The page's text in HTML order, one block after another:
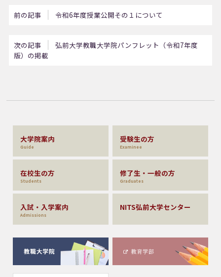
前の記事 令和6年度授業公開その１について
次の記事
弘前大学教職大学院パンフレット（令和7年度
版）の掲載
大学院案内
Guide
受験生の方
Examinee
在校生の方
Students
修了生・一般の方
Graduates
入試・入学案内
Admissions
NITS弘前大学センター